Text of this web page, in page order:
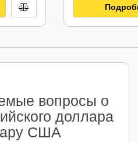
вопросы о
доллара
США